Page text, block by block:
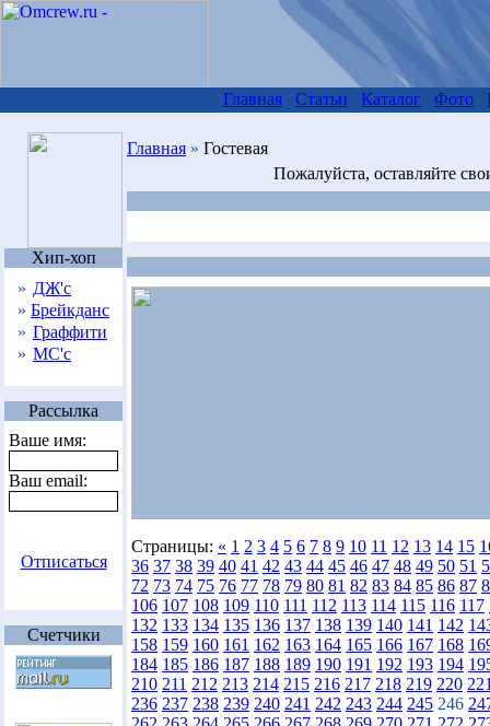
Хип-хоп
» ДЖ'с
» Брейкданс
» Граффити
» МС'с
Рассылка
Ваше имя:
Ваш email:
Отписаться
Счетчики
Главная Статьи Каталог Фото
Главная » Гостевая
Пожалуйста, оставляйте
Страницы: « 1 2 3 4 5 6 7 8 9 10 11 12 13 14 15
36 37 38 39 40 41 42 43 44 45 46 47 48 49 50 51
72 73 74 75 76 77 78 79 80 81 82 83 84 85 86 87
106 107 108 109 110 111 112 113 114 115 116 117
132 133 134 135 136 137 138 139 140 141 142
158 159 160 161 162 163 164 165 166 167 168
184 185 186 187 188 189 190 191 192 193 194
210 211 212 213 214 215 216 217 218 219 220
236 237 238 239 240 241 242 243 244 245 246